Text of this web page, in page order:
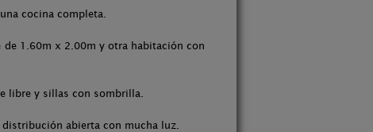
cocina completa.
1.60m x 2.00m y otra habitación con
libre y sillas con sombrilla.
distribución abierta con mucha luz.